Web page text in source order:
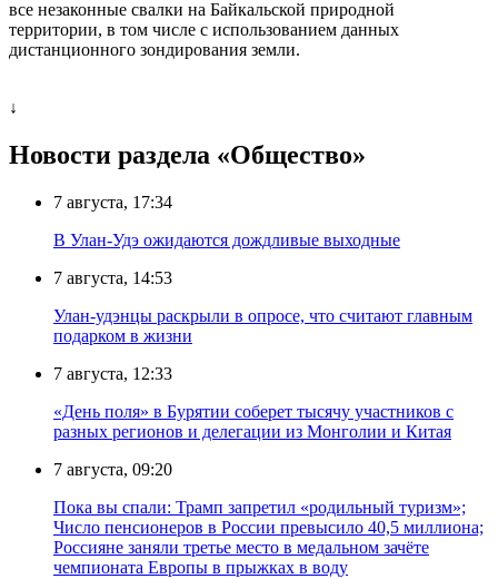
все незаконные свалки на Байкальской природной
территории, в том числе с использованием данных
дистанционного зондирования земли.
↓
Новости раздела «Общество»
7 августа, 17:34
В Улан-Удэ ожидаются дождливые выходные
7 августа, 14:53
Улан-удэнцы раскрыли в опросе, что считают главным
подарком в жизни
7 августа, 12:33
«День поля» в Бурятии соберет тысячу участников с
разных регионов и делегации из Монголии и Китая
7 августа, 09:20
Пока вы спали: Трамп запретил «родильный туризм»;
Число пенсионеров в России превысило 40,5 миллиона;
Россияне заняли третье место в медальном зачёте
чемпионата Европы в прыжках в воду